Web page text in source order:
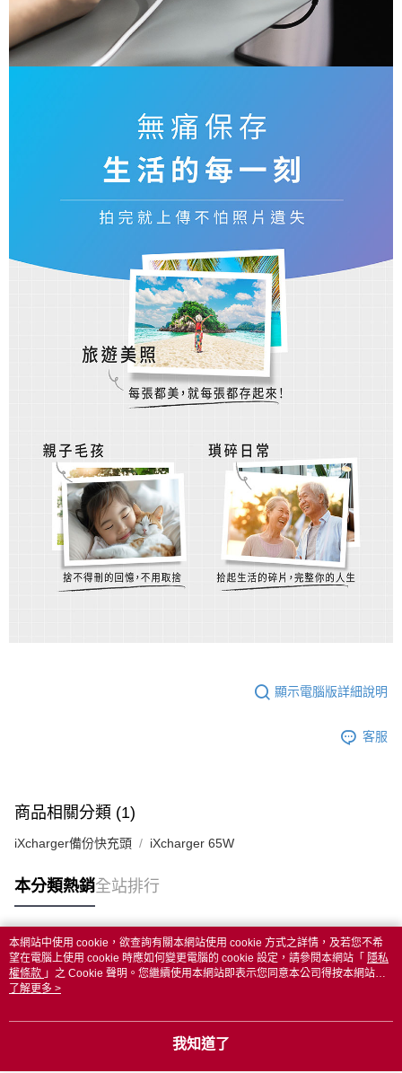
顯示電腦版詳細說明
客服
商品相關分類 (1)
iXcharger備份快充頭 iXcharger 65W
本分類熱銷全站排行
熱門標籤
本網站中使用 cookie，欲查詢有關本網站使用 cookie 方式之詳情，及若您不希
望在電腦上使用 cookie 時應如何變更電腦的 cookie 設定，請參閱本網站「 隱私
權條款 」之 Cookie 聲明。您繼續使用本網站即表示您同意本公司得按本網站使
用條款之 Cookie 聲明使用 cookie。
了解更多 >
我知道了